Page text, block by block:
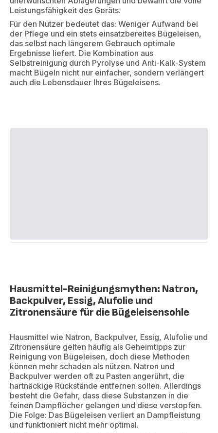
Leistungsfähigkeit des Geräts.
Für den Nutzer bedeutet das: Weniger Aufwand bei
der Pflege und ein stets einsatzbereites Bügeleisen,
das selbst nach längerem Gebrauch optimale
Ergebnisse liefert. Die Kombination aus
Selbstreinigung durch Pyrolyse und Anti-Kalk-System
macht Bügeln nicht nur einfacher, sondern verlängert
auch die Lebensdauer Ihres Bügeleisens.
Hausmittel-Reinigungsmythen: Natron,
Backpulver, Essig, Alufolie und
Zitronensäure für die Bügeleisensohle
Hausmittel wie Natron, Backpulver, Essig, Alufolie und
Zitronensäure gelten häufig als Geheimtipps zur
Reinigung von Bügeleisen, doch diese Methoden
können mehr schaden als nützen. Natron und
Backpulver werden oft zu Pasten angerührt, die
hartnäckige Rückstände entfernen sollen. Allerdings
besteht die Gefahr, dass diese Substanzen in die
feinen Dampflöcher gelangen und diese verstopfen.
Die Folge: Das Bügeleisen verliert an Dampfleistung
und funktioniert nicht mehr optimal.